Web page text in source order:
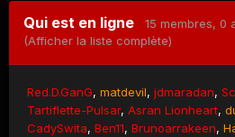
Qui est en ligne 15 membres, 0
(Afficher la liste complète)
Red.D.GanG matdevil jdmaradan
Tartiflette-Pulsar Asran Lionheart
CadySwita Ben11 Brunoarrakeen